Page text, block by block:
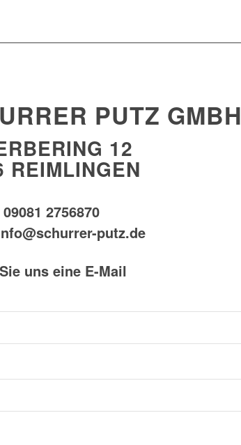
PUTZ GMBH
12
REIMLINGEN
2756870
putz.de
uns eine E-Mail